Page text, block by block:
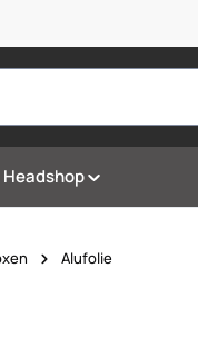
Headshop
Alufolie